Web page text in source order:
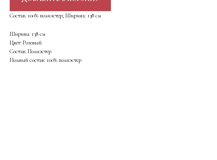
Состав: 100% полиэстер; Ширина: 138 см
Ширина: 138 см
Цвет: Розовый
Состав: Полиэстер
Полный состав: 100% полиэстер